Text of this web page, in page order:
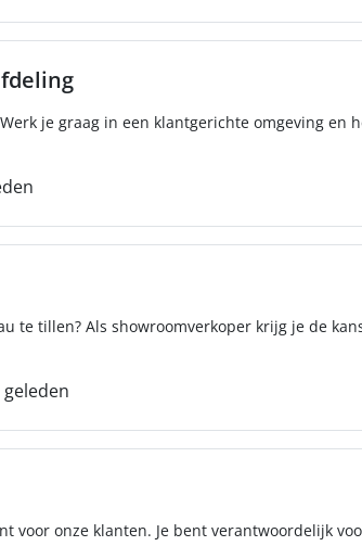
je graag in een klantgerichte omgeving en
te tillen? Als showroomverkoper krijg je de
onze klanten. Je bent verantwoordelijk